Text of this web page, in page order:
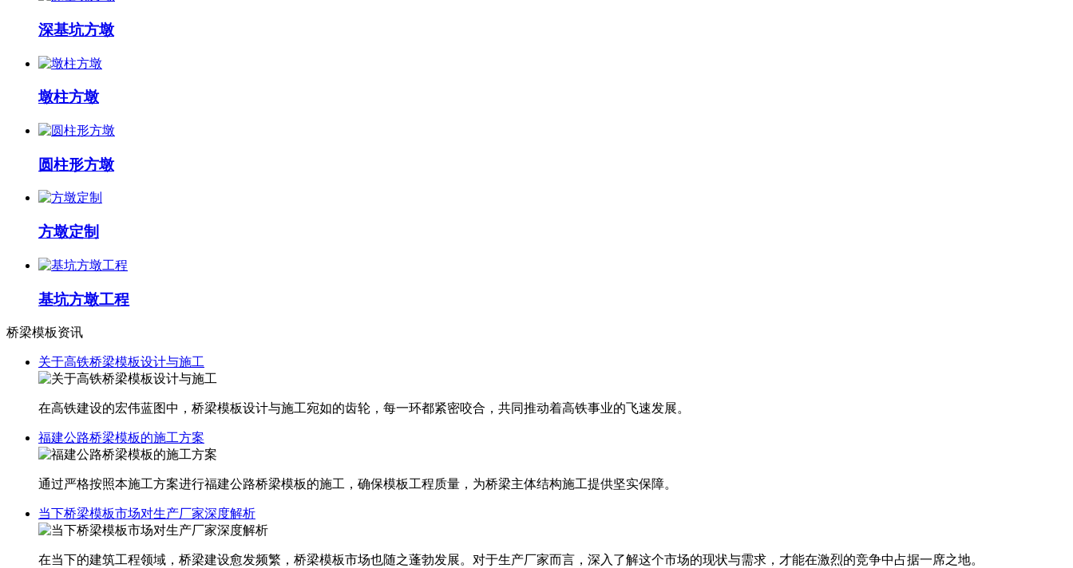
深基坑方墩
墩柱方墩
圆柱形方墩
方墩定制
基坑方墩工程
桥梁模板资讯
关于高铁桥梁模板设计与施工
在高铁建设的宏伟蓝图中，桥梁模板设计与施工宛如的齿轮，每一环都紧密咬合，共同推动着高铁事业的飞速发展。
福建公路桥梁模板的施工方案
通过严格按照本施工方案进行福建​公路桥梁模板的施工，确保模板工程质量，为桥梁主体结构施工提供坚实保障。
当下桥梁模板市场对生产厂家深度解析
在当下的建筑工程领域，桥梁建设愈发频繁，桥梁模板市场也随之蓬勃发展。对于生产厂家而言，深入了解这个市场的现状与需求，才能在激烈的竞争中占据一席之地。